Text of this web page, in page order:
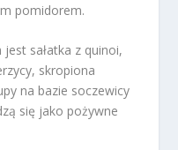
pomidorem.
sałatka z quinoi,
skropiona
na bazie soczewicy
się jako pożywne